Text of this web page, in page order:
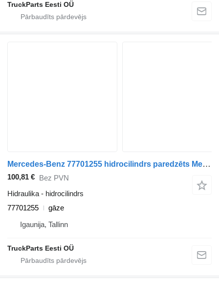
TruckParts Eesti OÜ
Mercedes-Benz 77701255 hidrocilindrs paredzēts Mercedes-Benz Econic (1998-2014) vilcēja
100,81 € Bez PVN
Hidraulika - hidrocilindrs
77701255
gāze
Igaunija, Tallinn
TruckParts Eesti OÜ